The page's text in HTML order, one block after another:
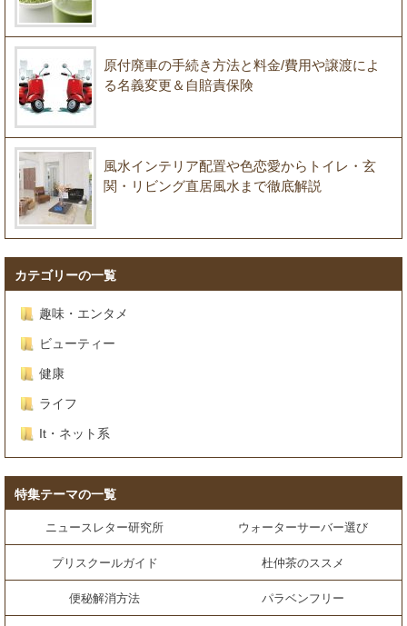
原付廃車の手続き方法と料金/費用や譲渡によ
る名義変更＆自賠責保険
風水インテリア配置や色恋愛からトイレ・玄
関・リビング直居風水まで徹底解説
カテゴリーの一覧
趣味・エンタメ
ビューティー
健康
ライフ
It・ネット系
特集テーマの一覧
ニュースレター研究所 ウォーターサーバー選び
プリスクールガイド 杜仲茶のススメ
便秘解消方法 パラベンフリー